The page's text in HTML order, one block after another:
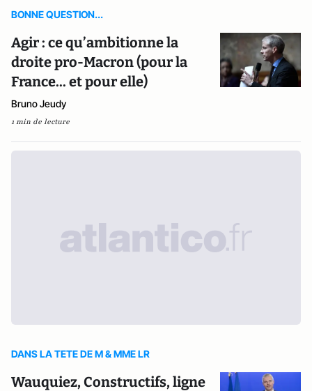
BONNE QUESTION...
Agir : ce qu’ambitionne la
droite pro-Macron (pour la
France... et pour elle)
Bruno Jeudy
1 min de lecture
DANS LA TETE DE M & MME LR
Wauquiez, Constructifs, ligne